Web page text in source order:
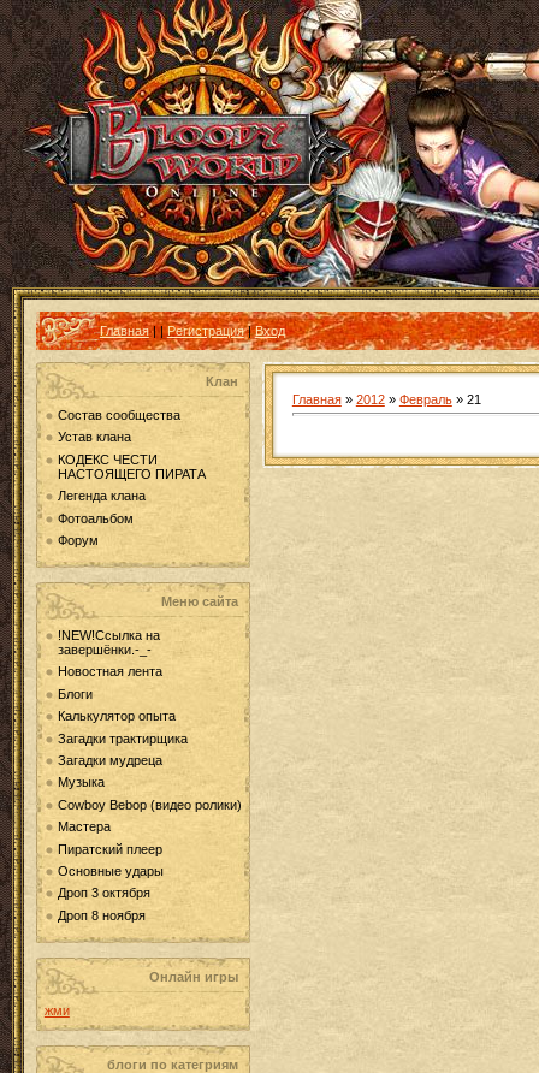
Главная|| Регистрация|Вход
Клан
Состав сообщества
Устав клана
КОДЕКС ЧЕСТИ
НАСТОЯЩЕГО ПИРАТА
Легенда клана
Фотоальбом
Форум
Меню сайта
!NEW!Ссылка на
завершёнки.-_-
Новостная лента
Блоги
Калькулятор опыта
Загадки трактирщика
Загадки мудреца
Музыка
Cowboy Bebop (видео ролики)
Мастера
Пиратский плеер
Основные удары
Дроп 3 октября
Дроп 8 ноября
Онлайн игры
жми
блоги по категриям
Главная» 2012 » Февраль » 21